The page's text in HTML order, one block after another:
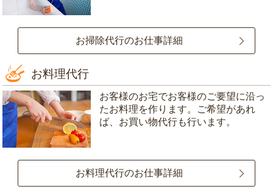
お掃除代行のお仕事詳細
お料理代行
お客様のお宅でお客様のご要望に沿っ
たお料理を作ります。ご希望があれ
ば、お買い物代行も行います。
お料理代行のお仕事詳細